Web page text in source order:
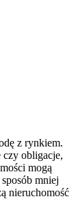
z rynkiem.
czy obligacje,
mogą
mniej
nieruchomość